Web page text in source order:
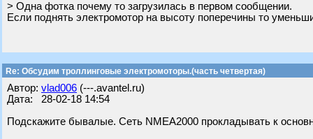
> Одна фотка почему то загрузилась в первом сообщении.
Если поднять электромотор на высоту поперечины то
Re: Обсудим троллинговые электромоторы.(часть четвертая)
Автор: vlad006 (---.avantel.ru)
Дата: 28-02-18 14:54
Подскажите бывалые. Сеть NMEA2000 прокладывать к